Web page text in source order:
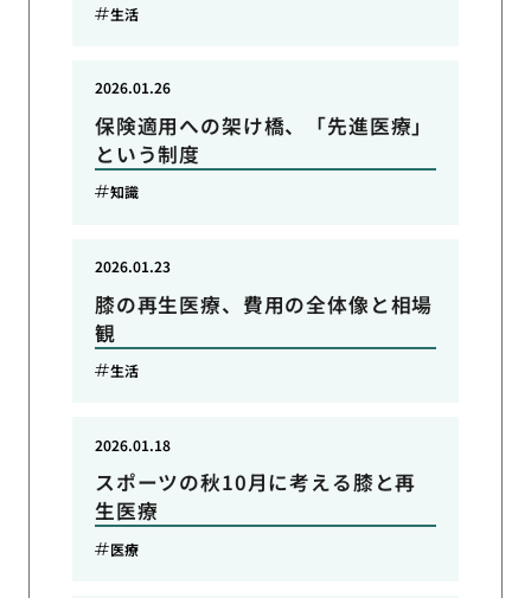
生活
保険適用への架け橋、「先進医療」
という制度
2026.01.26
知識
膝の再生医療、費用の全体像と相場
観
2026.01.23
生活
スポーツの秋10月に考える膝と再
生医療
2026.01.18
医療